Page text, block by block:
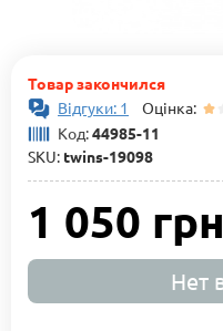
Товар закончился
Відгуки: 1
Оцінка:
Код:44985-11
SKU: twins-19098
1 050 грн
Нет